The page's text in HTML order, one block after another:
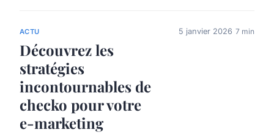
ACTU
Découvrez les
stratégies
incontournables de
checko pour votre
e-marketing
5 janvier 2026 7 min